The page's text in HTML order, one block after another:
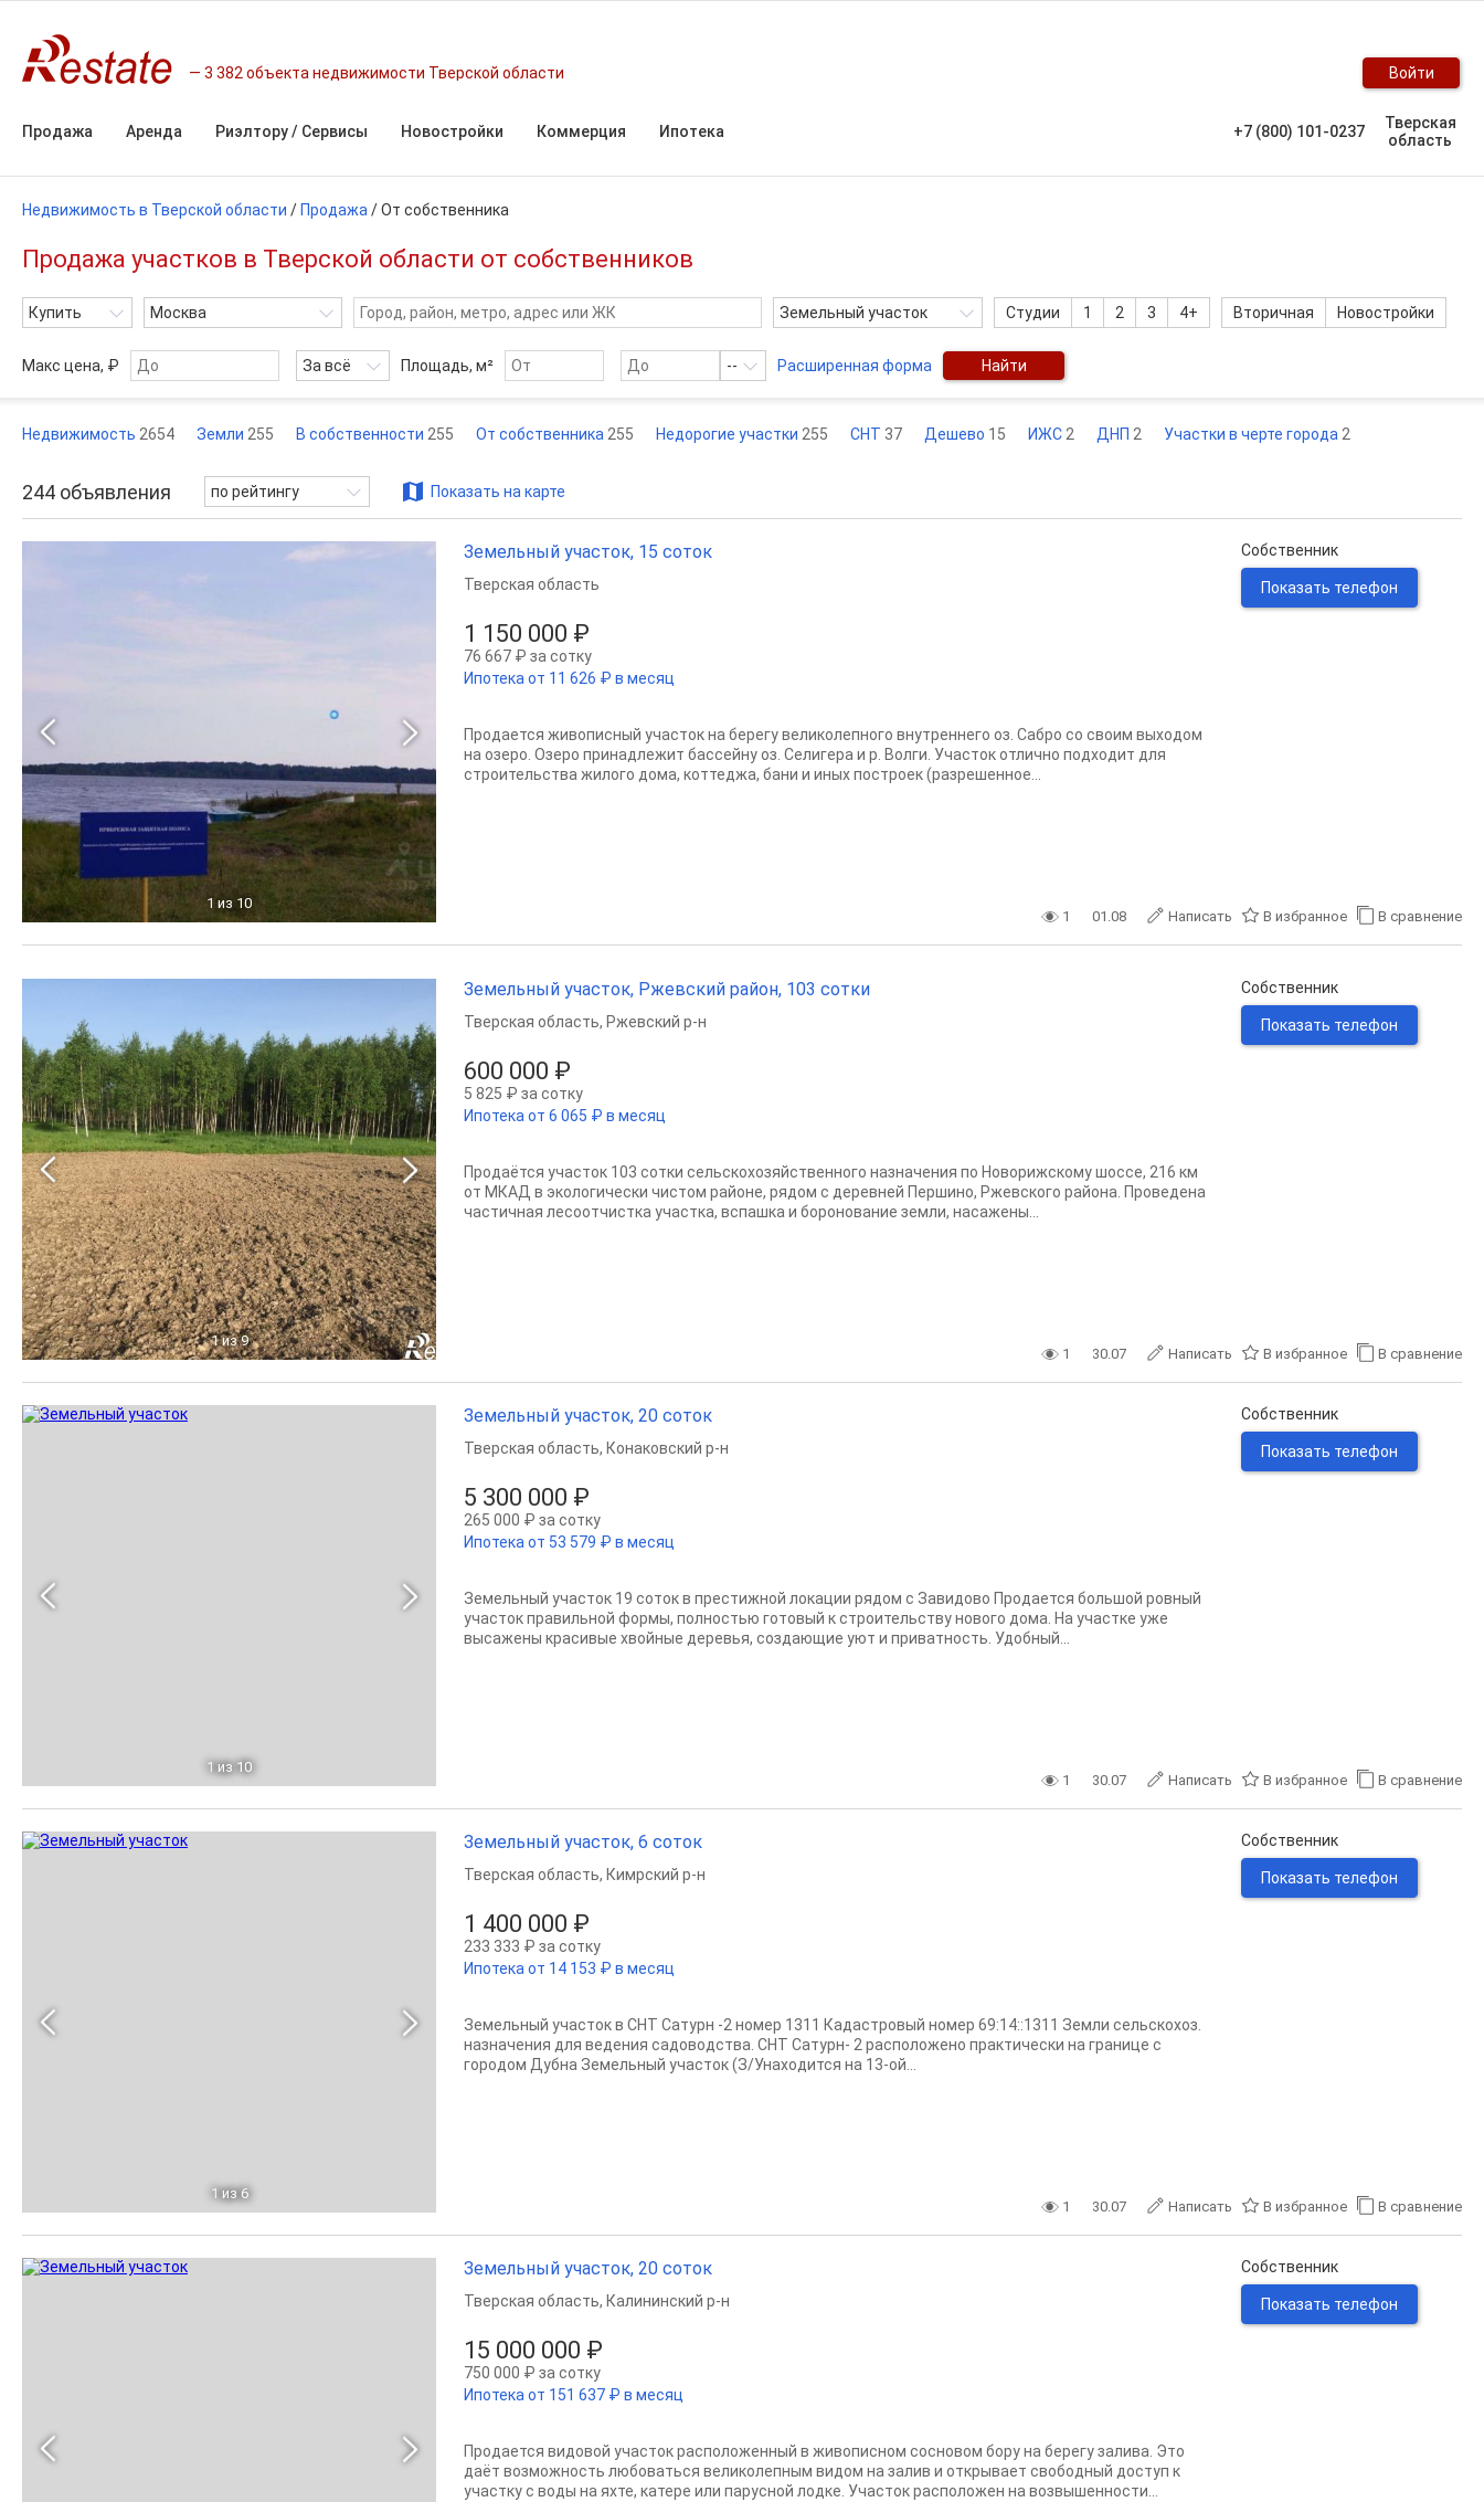
3 382 объекта недвижимости Тверской области Войти
Продажа Аренда Риэлтору / Сервисы Новостройки Коммерция Ипотека +7 (800) 101-0237
Тверская
область
Недвижимость в Тверской области / Продажа /От собственника
Продажа участков в Тверской области от собственников
Купить Москва Земельный участок Студии 1 2 3 4+ Вторичная Новостройки
Макс цена, ₽ За всё Площадь, м² -- Расширенная форма Найти
Недвижимость 2654 Земли 255 В собственности 255 От собственника 255 Недорогие участки 255 СНТ 37 Дешево 15 ИЖС 2 ДНП 2 Участки в черте города 2
244 объявления по рейтингу Показать на карте
1 из 10
Земельный участок, 15 соток
1 150 000 ₽
76 667 ₽ за сотку
Ипотека от 11 626 ₽ в месяц
Тверская область
Продается живописный участок на берегу великолепного внутреннего оз. Сабро со своим выходом
на озеро. Озеро принадлежит бассейну оз. Селигера и р. Волги. Участок отлично подходит для
строительства жилого дома, коттеджа, бани и иных построек (разрешенное...
Собственник
Показать телефон
1 01.08 Написать В избранное В сравнение
1 из 9
Земельный участок, Ржевский район, 103 сотки
600 000 ₽
5 825 ₽ за сотку
Ипотека от 6 065 ₽ в месяц
Тверская область, Ржевский р-н
Продаётся участок 103 сотки сельскохозяйственного назначения по Новорижскому шоссе, 216 км
от МКАД в экологически чистом районе, рядом с деревней Першино, Ржевского района. Проведена
частичная лесоотчистка участка, вспашка и боронование земли, насажены...
Собственник
Показать телефон
1 30.07 Написать В избранное В сравнение
1 из 10
Земельный участок, 20 соток
5 300 000 ₽
265 000 ₽ за сотку
Ипотека от 53 579 ₽ в месяц
Тверская область, Конаковский р-н
Земельный участок 19 соток в престижной локации рядом с Завидово Продается большой ровный
участок правильной формы, полностью готовый к строительству нового дома. На участке уже
высажены красивые хвойные деревья, создающие уют и приватность. Удобный...
Собственник
Показать телефон
1 30.07 Написать В избранное В сравнение
1 из 6
Земельный участок, 6 соток
1 400 000 ₽
233 333 ₽ за сотку
Ипотека от 14 153 ₽ в месяц
Тверская область, Кимрский р-н
Земельный участок в СНТ Сатурн -2 номер 1311 Кадастровый номер 69:14::1311 Земли сельскохоз.
назначения для ведения садоводства. СНТ Сатурн- 2 расположено практически на границе с
городом Дубна Земельный участок (З/Унаходится на 13-ой...
Собственник
Показать телефон
1 30.07 Написать В избранное В сравнение
Земельный участок, 20 соток
15 000 000 ₽
750 000 ₽ за сотку
Ипотека от 151 637 ₽ в месяц
Тверская область, Калининский р-н
Продается видовой участок расположенный в живописном сосновом бору на берегу залива. Это
даёт возможность любоваться великолепным видом на залив и открывает свободный доступ к
участку с воды на яхте, катере или парусной лодке. Участок расположен на возвышенности...
Собственник
Показать телефон